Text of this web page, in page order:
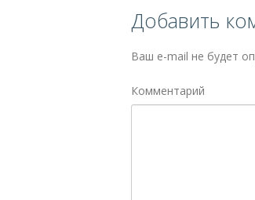
Добавить
Ваш e-mail не будет
Комментарий